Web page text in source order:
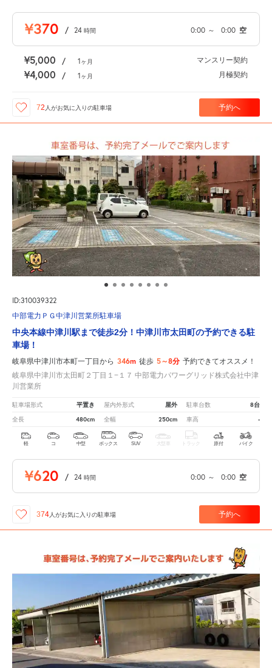
¥370 / 24 時間 0:00 ～ 0:00 空
¥5,000 / 1ヶ月 マンスリー契約
¥4,000 / 1ヶ月 月極契約
72 人がお気に入りの駐車場 予約へ
ID:310039322
中部電力ＰＧ中津川営業所駐車場
中央本線中津川駅まで徒歩2分！中津川市太田町の予約できる駐
車場！
岐阜県中津川市本町一丁目から 346m 徒歩 5～8分 予約できてオススメ！
岐阜県中津川市太田町２丁目１−１７ 中部電力パワーグリッド株式会社中津
川営業所
駐車場形式 平置き 屋内外形式 屋外 駐車台数 8台
全長 480cm 全幅 250cm 車高 -
軽 コ 中型 ボックス SUV 大型車 トラック 原付 バイク
¥620 / 24 時間 0:00 ～ 0:00 空
374 人がお気に入りの駐車場 予約へ